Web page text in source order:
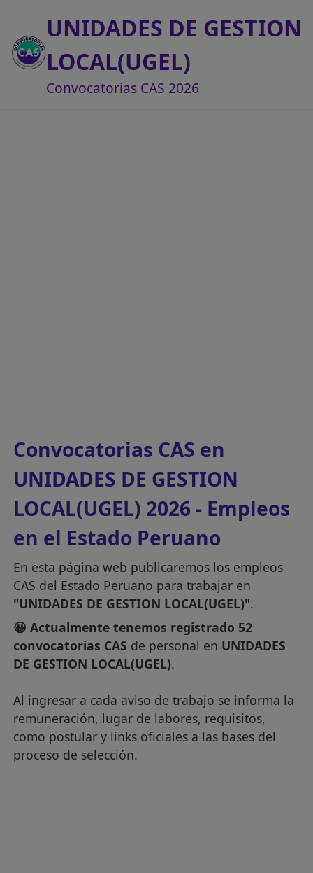
UNIDADES DE GESTION
LOCAL(UGEL)
Convocatorias CAS 2026
Convocatorias CAS en
UNIDADES DE GESTION
LOCAL(UGEL) 2026 - Empleos
en el Estado Peruano
En esta página web publicaremos los empleos
CAS del Estado Peruano para trabajar en
"UNIDADES DE GESTION LOCAL(UGEL)".
😀 Actualmente tenemos registrado 52
convocatorias CAS de personal en UNIDADES
DE GESTION LOCAL(UGEL).
Al ingresar a cada aviso de trabajo se informa la
remuneración, lugar de labores, requisitos,
como postular y links oficiales a las bases del
proceso de selección.